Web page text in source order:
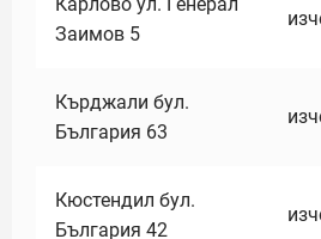
Заимов 5
Кърджали бул.
България 63
Кюстендил бул.
България 42